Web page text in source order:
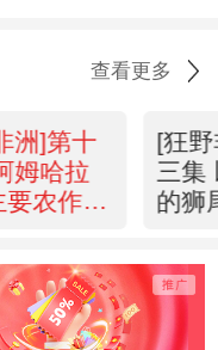
查看更多
洲]第十
姆哈拉
要农作物
[狂
三集
的狮